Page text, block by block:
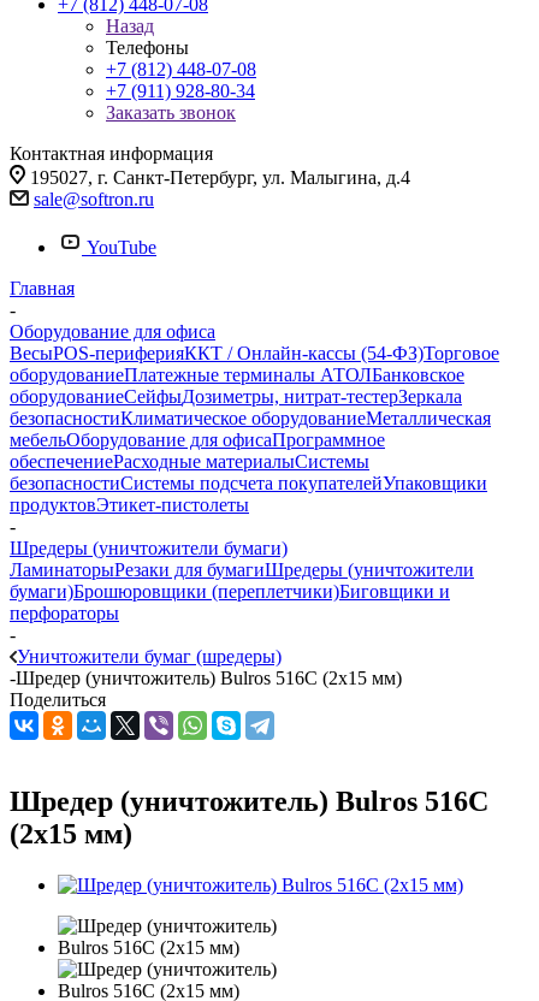
+7 (812) 448-07-08
Назад
Телефоны
+7 (812) 448-07-08
+7 (911) 928-80-34
Заказать звонок
Контактная информация
195027, г. Санкт-Петербург, ул. Малыгина, д.4
sale@softron.ru
YouTube
Главная
-
Оборудование для офиса
ВесыPOS-периферияККТ / Онлайн-кассы (54-ФЗ)Торговое
оборудованиеПлатежные терминалы АТОЛБанковское
оборудованиеСейфыДозиметры, нитрат-тестерЗеркала
безопасностиКлиматическое оборудованиеМеталлическая
мебельОборудование для офисаПрограммное
обеспечениеРасходные материалыСистемы
безопасностиСистемы подсчета покупателейУпаковщики
продуктовЭтикет-пистолеты
-
Шредеры (уничтожители бумаги)
ЛаминаторыРезаки для бумагиШредеры (уничтожители
бумаги)Брошюровщики (переплетчики)Биговщики и
перфораторы
-
Уничтожители бумаг (шредеры)
-Шредер (уничтожитель) Bulros 516C (2х15 мм)
Поделиться
Шредер (уничтожитель) Bulros 516C
(2х15 мм)